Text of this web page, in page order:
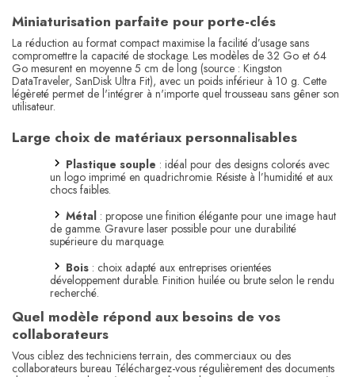
Miniaturisation parfaite pour porte-clés
La réduction au format compact maximise la facilité d’usage sans
compromettre la capacité de stockage. Les modèles de 32 Go et 64
Go mesurent en moyenne 5 cm de long (source : Kingston
DataTraveler, SanDisk Ultra Fit), avec un poids inférieur à 10 g. Cette
légèreté permet de l'intégrer à n'importe quel trousseau sans gêner son
utilisateur.
Large choix de matériaux personnalisables
Plastique souple : idéal pour des designs colorés avec
un logo imprimé en quadrichromie. Résiste à l’humidité et aux
chocs faibles.
Métal : propose une finition élégante pour une image haut
de gamme. Gravure laser possible pour une durabilité
supérieure du marquage.
Bois : choix adapté aux entreprises orientées
développement durable. Finition huilée ou brute selon le rendu
recherché.
Quel modèle répond aux besoins de vos
collaborateurs
Vous ciblez des techniciens terrain, des commerciaux ou des
collaborateurs bureau Téléchargez-vous régulièrement des documents